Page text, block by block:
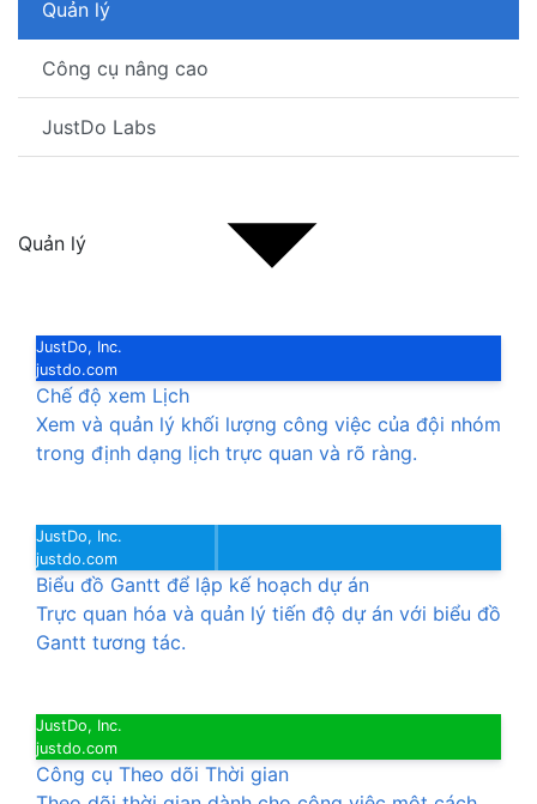
Quản lý
Công cụ nâng cao
JustDo Labs
Quản lý
JustDo, Inc.
justdo.com
Chế độ xem Lịch
Xem và quản lý khối lượng công việc của đội nhóm
trong định dạng lịch trực quan và rõ ràng.
JustDo, Inc.
justdo.com
Biểu đồ Gantt để lập kế hoạch dự án
Trực quan hóa và quản lý tiến độ dự án với biểu đồ
Gantt tương tác.
JustDo, Inc.
justdo.com
Công cụ Theo dõi Thời gian